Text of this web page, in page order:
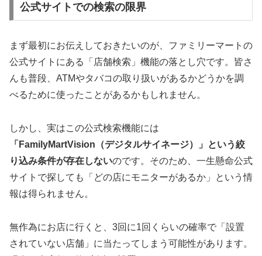
公式サイトでの検索の限界
まず最初にお伝えしておきたいのが、ファミリーマートの
公式サイトにある「店舗検索」機能の落とし穴です。皆さ
んも普段、ATMやタバコの取り扱いがあるかどうかを調
べるために使ったことがあるかもしれません。
しかし、実はこの公式検索機能には
「FamilyMartVision（デジタルサイネージ）」という絞
り込み条件が存在しないのです。そのため、一生懸命公式
サイトで探しても「どの店にモニターがあるか」という情
報は得られません。
無作為にお店に行くと、3回に1回くらいの確率で「設置
されていない店舗」に当たってしまう可能性があります。